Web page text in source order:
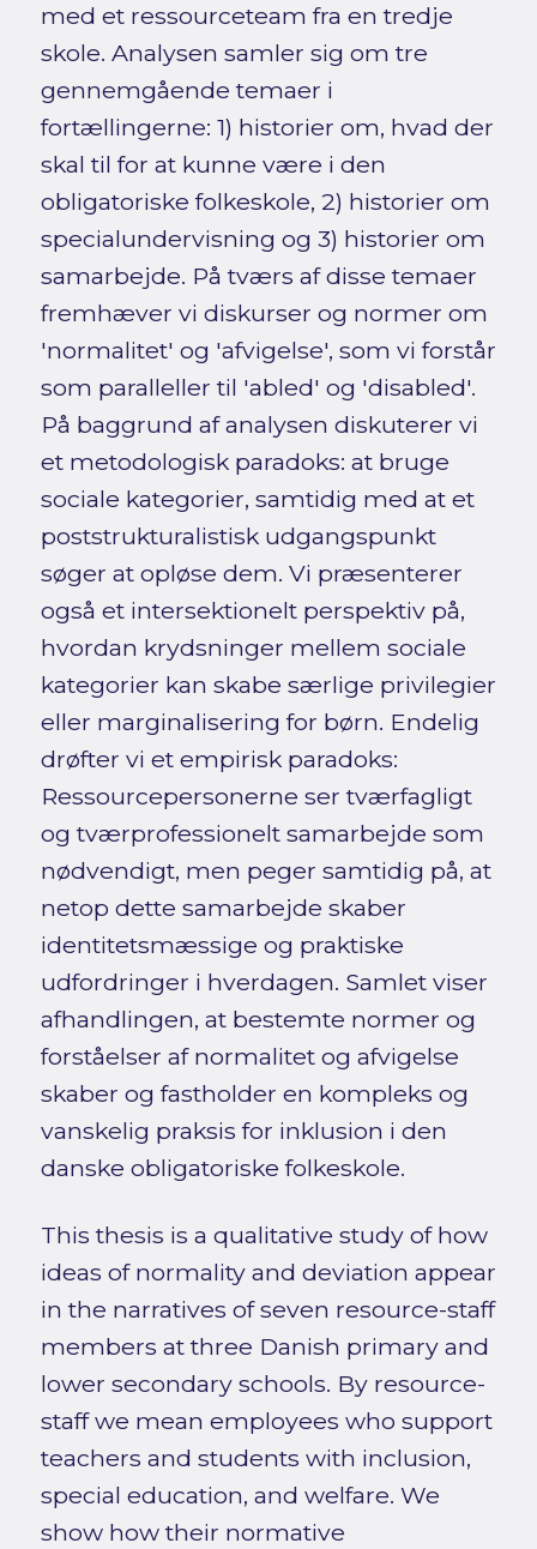
med et ressourceteam fra en tredje
skole. Analysen samler sig om tre
gennemgående temaer i
fortællingerne: 1) historier om, hvad der
skal til for at kunne være i den
obligatoriske folkeskole, 2) historier om
specialundervisning og 3) historier om
samarbejde. På tværs af disse temaer
fremhæver vi diskurser og normer om
'normalitet' og 'afvigelse', som vi forstår
som paralleller til 'abled' og 'disabled'.
På baggrund af analysen diskuterer vi
et metodologisk paradoks: at bruge
sociale kategorier, samtidig med at et
poststrukturalistisk udgangspunkt
søger at opløse dem. Vi præsenterer
også et intersektionelt perspektiv på,
hvordan krydsninger mellem sociale
kategorier kan skabe særlige privilegier
eller marginalisering for børn. Endelig
drøfter vi et empirisk paradoks:
Ressourcepersonerne ser tværfagligt
og tværprofessionelt samarbejde som
nødvendigt, men peger samtidig på, at
netop dette samarbejde skaber
identitetsmæssige og praktiske
udfordringer i hverdagen. Samlet viser
afhandlingen, at bestemte normer og
forståelser af normalitet og afvigelse
skaber og fastholder en kompleks og
vanskelig praksis for inklusion i den
danske obligatoriske folkeskole.
This thesis is a qualitative study of how
ideas of normality and deviation appear
in the narratives of seven resource-staff
members at three Danish primary and
lower secondary schools. By resource-
staff we mean employees who support
teachers and students with inclusion,
special education, and welfare. We
show how their normative